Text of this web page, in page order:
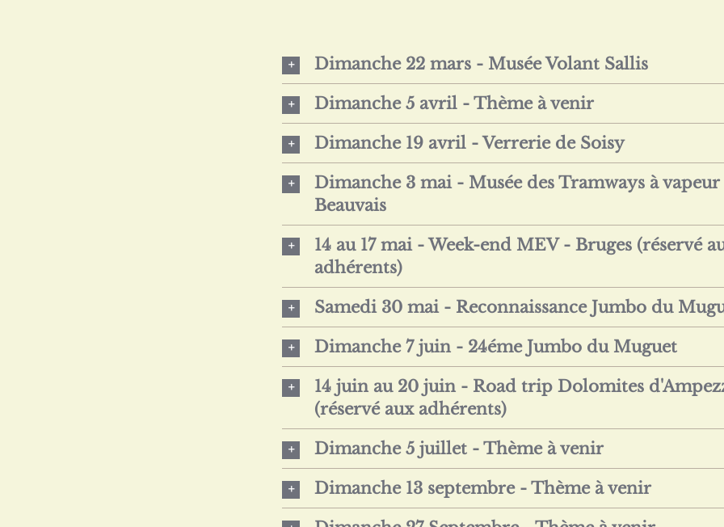
Dimanche 22 mars - Musée Volant Sallis
Dimanche 5 avril - Thème à venir
Dimanche 19 avril - Verrerie de Soisy
Dimanche 3 mai - Musée des Tramways à vapeur
Beauvais
14 au 17 mai - Week-end MEV - Bruges (réservé
adhérents)
Samedi 30 mai - Reconnaissance Jumbo du
Dimanche 7 juin - 24éme Jumbo du Muguet
14 juin au 20 juin - Road trip Dolomites
(réservé aux adhérents)
Dimanche 5 juillet - Thème à venir
Dimanche 13 septembre - Thème à venir